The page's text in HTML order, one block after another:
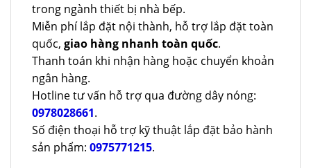
trong ngành thiết bị nhà bếp.
Miễn phí lắp đặt nội thành, hỗ trợ lắp đặt toàn
quốc, giao hàng nhanh toàn quốc.
Thanh toán khi nhận hàng hoặc chuyển khoản
ngân hàng.
Hotline tư vấn hỗ trợ qua đường dây nóng:
0978028661.
Số điện thoại hỗ trợ kỹ thuật lắp đặt bảo hành
sản phẩm: 0975771215.